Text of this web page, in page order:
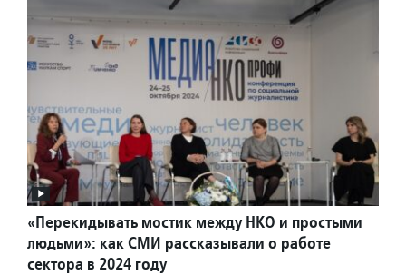
«Перекидывать мостик между НКО и простыми
людьми»: как СМИ рассказывали о работе
сектора в 2024 году